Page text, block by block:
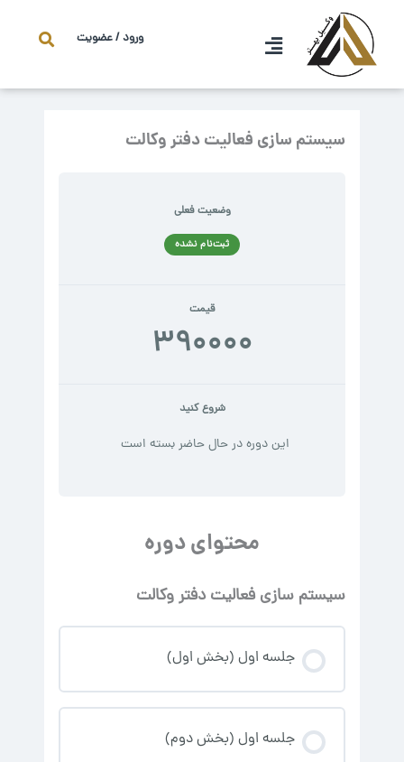
محتوا
ورود / عضویت
سیستم سازی فعالیت دفتر وکالت
وضعیت فعلی
ثبت‌نام نشده
قیمت
390000
شروع کنید
این دوره در حال حاضر بسته است
محتوای دوره
سیستم سازی فعالیت دفتر وکالت
جلسه اول (بخش اول)
جلسه اول (بخش دوم)